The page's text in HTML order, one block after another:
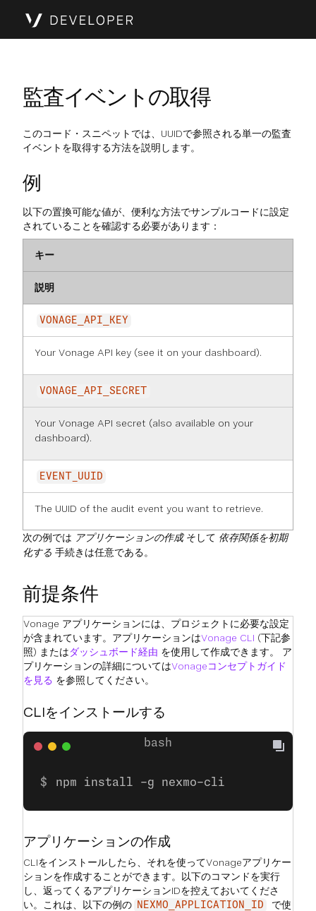
監査イベントの取得
このコード・スニペットでは、UUIDで参照される単一の監査
イベントを取得する方法を説明します。
例
以下の置換可能な値が、便利な方法でサンプルコードに設定
されていることを確認する必要があります：
キー
説明
VONAGE_API_KEY
Your Vonage API key (see it on your dashboard).
VONAGE_API_SECRET
Your Vonage API secret (also available on your
dashboard).
EVENT_UUID
The UUID of the audit event you want to retrieve.
次の例では アプリケーションの作成そして 依存関係を初期
化する 手続きは任意である。
前提条件
Vonage アプリケーションには、プロジェクトに必要な設定
が含まれています。アプリケーションはVonage CLI (下記参
照) またはダッシュボード経由 を使用して作成できます。 ア
プリケーションの詳細についてはVonageコンセプトガイド
を見る を参照してください。
CLIをインストールする
npm install -g nexmo-cli
アプリケーションの作成
CLIをインストールしたら、それを使ってVonageアプリケー
ションを作成することができます。以下のコマンドを実行
し、返ってくるアプリケーションIDを控えておいてくださ
い。これは、以下の例の
NEXMO_APPLICATION_ID
で使